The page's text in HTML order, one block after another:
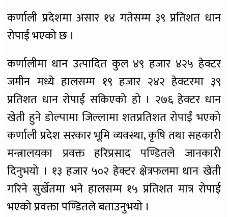
कर्णाली प्रदेशमा असार १४ गतेसम्म ३९ प्रतिशत धान
रोपाईं भएको छ ।
कर्णालीमा धान उत्पादित कुल ४९ हजार ४२५ हेक्टर
जमीन मध्ये हालसम्म १९ हजार २४२ हेक्टरमा ३९
प्रतिशत धान रोपाईं सकिएको हो । २७६ हेक्टर धान
खेती हुने डोल्पामा जिल्लामा शतप्रतिशत रोपाईं भएको
कर्णाली प्रदेश सरकार भूमि व्यवस्था, कृषि तथा सहकारी
मन्त्रालयका प्रवक्त हरिप्रसाद पण्डितले जानकारी
दिनुभयो । १३ हजार ५०२ हेक्टर क्षेत्रफलमा धान खेती
गरिने सुर्खेतमा भने हालसम्म १५ प्रतिशत मात्र रोपाई
भएको प्रवक्ता पण्डितले बताउनुभयो ।